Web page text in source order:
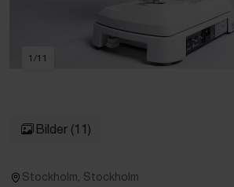
1 /11
Bilder (11)
Stockholm, Stockholm